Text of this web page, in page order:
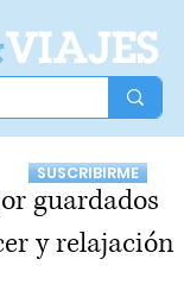
VIAJES
SUSCRIBIRME
guardados
y relajación